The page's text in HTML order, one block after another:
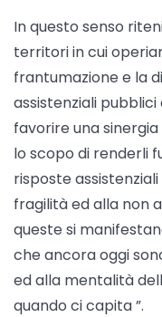
In questo senso
territori in cui
frantumazione e la
assistenziali
favorire una
lo scopo di renderli
risposte
fragilità ed alla non
queste si
che ancora oggi
ed alla mentalità
quando ci capita ”.